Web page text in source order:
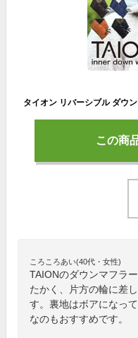
この商
ころころあい(40代・女性)
TAIONのダウンマフラ
たかく、片方の輪に差
す。裏地はボアになっ
なのもおすすめです。